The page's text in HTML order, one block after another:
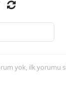
yok, ilk yorumu